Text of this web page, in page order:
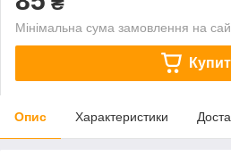
Мінімальна сума замовлення на
Опис Характеристики